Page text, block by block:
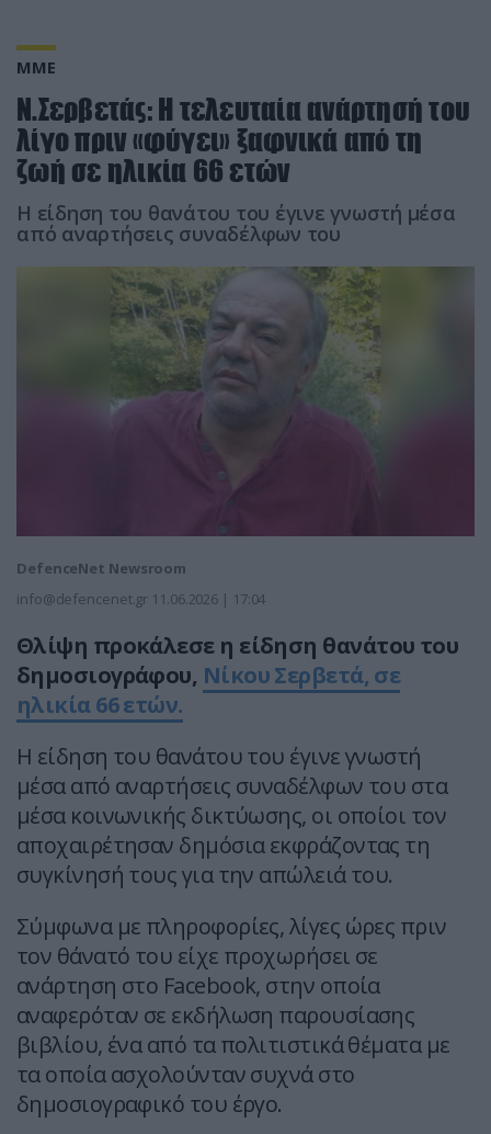
ΜΜΕ
Ν.Σερβετάς: Η τελευταία ανάρτησή του
λίγο πριν «φύγει» ξαφνικά από τη
ζωή σε ηλικία 66 ετών
Η είδηση του θανάτου του έγινε γνωστή μέσα
από αναρτήσεις συναδέλφων του
DefenceNet Newsroom
info@defencenet.gr 11.06.2026 | 17:04
Θλίψη προκάλεσε η είδηση θανάτου του
δημοσιογράφου, Νίκου Σερβετά, σε
ηλικία 66 ετών.
Η είδηση του θανάτου του έγινε γνωστή
μέσα από αναρτήσεις συναδέλφων του στα
μέσα κοινωνικής δικτύωσης, οι οποίοι τον
αποχαιρέτησαν δημόσια εκφράζοντας τη
συγκίνησή τους για την απώλειά του.
Σύμφωνα με πληροφορίες, λίγες ώρες πριν
τον θάνατό του είχε προχωρήσει σε
ανάρτηση στο Facebook, στην οποία
αναφερόταν σε εκδήλωση παρουσίασης
βιβλίου, ένα από τα πολιτιστικά θέματα με
τα οποία ασχολούνταν συχνά στο
δημοσιογραφικό του έργο.